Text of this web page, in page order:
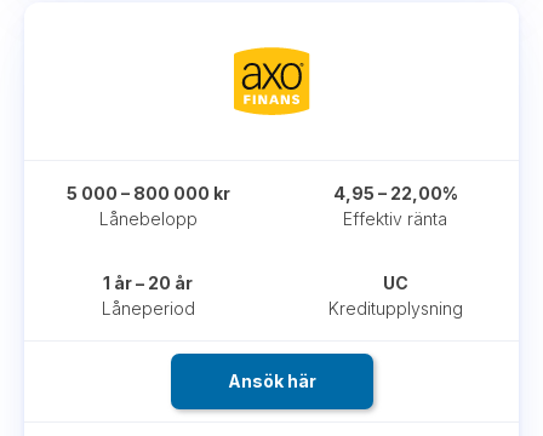
Lånebelopp
5 000 – 800 000 kr
Effektiv ränta
4,95 – 22,00%
Låneperiod
1 år – 20 år
Kreditupplysning
UC
Ansök här